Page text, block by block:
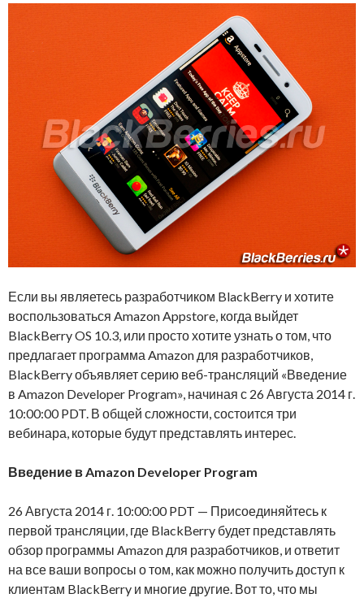
Если вы являетесь разработчиком BlackBerry и хотите
воспользоваться Amazon Appstore, когда выйдет
BlackBerry OS 10.3, или просто хотите узнать о том, что
предлагает программа Amazon для разработчиков,
BlackBerry объявляет серию веб-трансляций «Введение
в Amazon Developer Program», начиная с 26 Августа 2014 г.
10:00:00 PDT. В общей сложности, состоится три
вебинара, которые будут представлять интерес.
Введение в Amazon Developer Program
26 Августа 2014 г. 10:00:00 PDT — Присоединяйтесь к
первой трансляции, где BlackBerry будет представлять
обзор программы Amazon для разработчиков, и ответит
на все ваши вопросы о том, как можно получить доступ к
клиентам BlackBerry и многие другие. Вот то, что мы